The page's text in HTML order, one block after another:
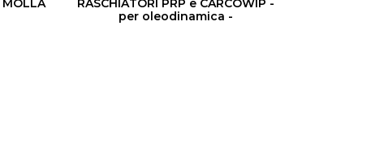
MOLLA
RASCHIATORI PRP e CARCOWIP -
per oleodinamica -